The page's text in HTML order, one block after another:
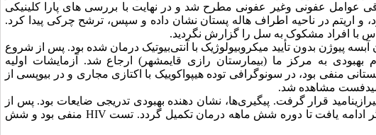
عوامل عفونی وغیر عفونی مطرح شد و در نهایت با بررسی های پارا کلینیکی
و اریتم در ناحیه اطراف هاله پستان نشان داده و سپس، ترشح چرکی پیدا کرد.
با افراد مشکوک به سل را گزارش نگردید.
پیوژن بدون تأیید میکروبیولوژیک با آنتی‌بیوتیک درمان شده بود. پس از شروع
به مرکز ما (بیمارستان رازی قایمشهر) ارجاع شد. آزمایشات اولیه
منفی بود، در سونوگرافی توده هیپواکوییک با اکتازی مجاری و در بیوپسی از
اسیدفست مشاهده شد.
قرار گرفت. پیگیری‌ها، نشان‌ دهنده بهبودی تدریجی ضایعات بود. پس از
ادامه یافت تا دوره شش‌ ماهه درمان تکمیل گردد. تستHIV منفی بود و شش